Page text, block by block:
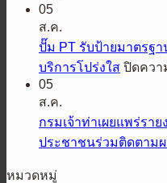
พิชิต
ทุก
ทาง
เอ
ส
ออฟ
ที่
4
โย
ต้า
ระเบิด
มันส์
สนั่น
ใต้!
05
ส.ค.
ปั๊ม PT รับป้ายมาตรฐา
บริการโปร่งใส ปิดควา
05
ส.ค.
กรมเจ้าท่าเผยแพร่รา
ประชาชนร่วมติดตาม
หมวดหมู่